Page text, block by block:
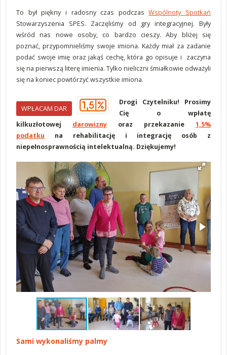
To był piękny i radosny czas podczasWspólnoty Spotkań
Stowarzyszenia SPES. Zaczęliśmy od gry integracyjnej. Były
wśród nas nowe osoby, co bardzo cieszy. Aby bliżej się
poznać, przypomnieliśmy swoje imiona. Każdy miał za zadanie
podać swoje imię oraz jakąś cechę, która go opisuje i zaczyna
się na pierwszą literę imienia. Tylko nieliczni śmiałkowie odważyli
się na koniec powtórzyć wszystkie imiona.
WPŁACAM DAR
Drogi Czytelniku! Prosimy
Cię o wpłatę
kilkuzłotowej darowizny oraz przekazanie 1,5%
podatku na rehabilitację i integrację osób z
niepełnosprawnością intelektualną. Dziękujemy!
Sami wykonaliśmy palmy